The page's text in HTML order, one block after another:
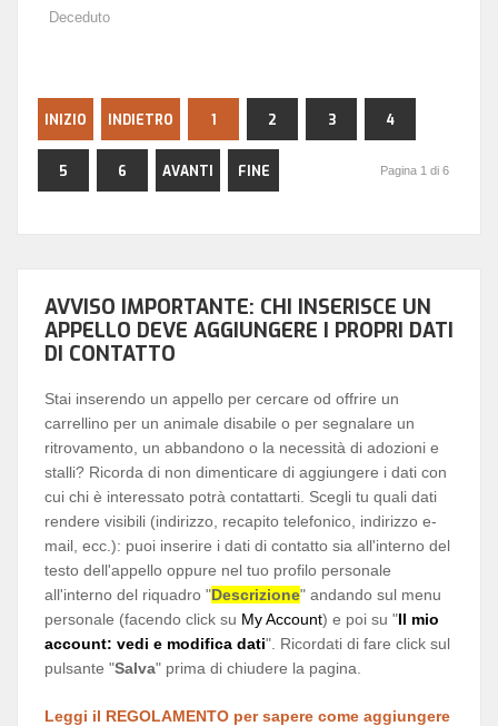
Deceduto
INIZIO INDIETRO 1 2 3 4
5 6 AVANTI FINE Pagina 1 di 6
AVVISO IMPORTANTE: CHI INSERISCE UN
APPELLO DEVE AGGIUNGERE I PROPRI DATI
DI CONTATTO
Stai inserendo un appello per cercare od offrire un
carrellino per un animale disabile o per segnalare un
ritrovamento, un abbandono o la necessità di adozioni e
stalli? Ricorda di non dimenticare di aggiungere i dati con
cui chi è interessato potrà contattarti. Scegli tu quali dati
rendere visibili (indirizzo, recapito telefonico, indirizzo e-
mail, ecc.): puoi inserire i dati di contatto sia all'interno del
testo dell'appello oppure nel tuo profilo personale
all'interno del riquadro "Descrizione" andando sul menu
personale (facendo click su My Account) e poi su "Il mio
account: vedi e modifica dati". Ricordati di fare click sul
pulsante "Salva" prima di chiudere la pagina.
Leggi il REGOLAMENTO per sapere come aggiungere